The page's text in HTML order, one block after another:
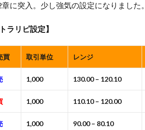
に突入。少し強気の設定になりました。
ラリピ設定】
買 取引単位 レンジ
1,000 130.00 – 120.10
1,000 110.10 – 120.00
1,000 90.00 – 80.10